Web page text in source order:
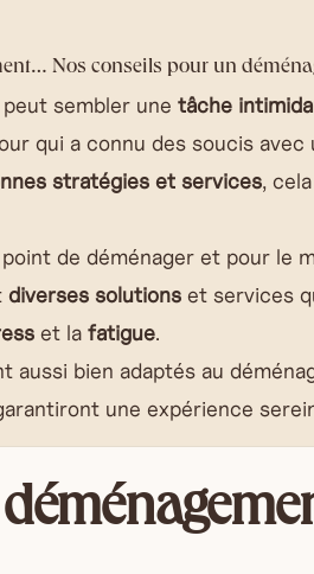
Nos conseils pour un
sembler une tâche
qui a connu des soucis
stratégies et services,
de déménager et pour le
diverses solutions et services
et la fatigue.
aussi bien adaptés au
une expérience